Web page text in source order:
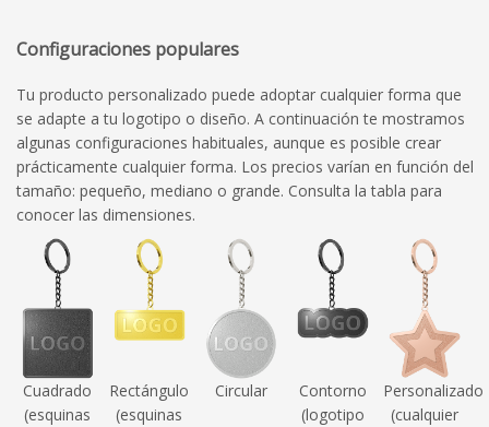
Configuraciones populares
Tu producto personalizado puede adoptar cualquier forma que
se adapte a tu logotipo o diseño. A continuación te mostramos
algunas configuraciones habituales, aunque es posible crear
prácticamente cualquier forma. Los precios varían en función del
tamaño: pequeño, mediano o grande. Consulta la tabla para
conocer las dimensiones.
Cuadrado
(esquinas
Rectángulo
(esquinas
Circular
Contorno
(logotipo
Personalizado
(cualquier